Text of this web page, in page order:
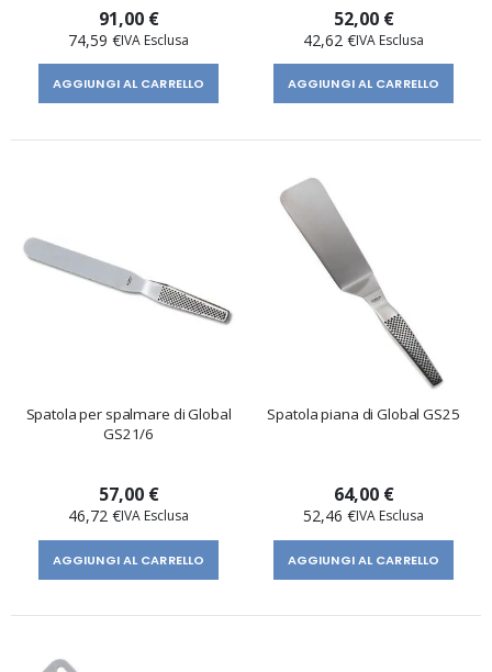
91,00 €
74,59 €
AGGIUNGI AL CARRELLO
52,00 €
42,62 €
AGGIUNGI AL CARRELLO
Spatola per spalmare di Global
GS21/6
57,00 €
46,72 €
AGGIUNGI AL CARRELLO
Spatola piana di Global GS25
64,00 €
52,46 €
AGGIUNGI AL CARRELLO